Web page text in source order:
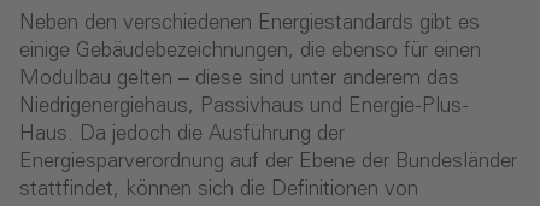
Neben den verschiedenen Energiestandards gibt es
einige Gebäudebezeichnungen, die ebenso für einen
Modulbau gelten – diese sind unter anderem das
Niedrigenergiehaus, Passivhaus und Energie-Plus-
Haus. Da jedoch die Ausführung der
Energiesparverordnung auf der Ebene der Bundesländer
stattfindet, können sich die Definitionen von